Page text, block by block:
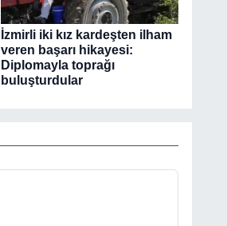
İzmirli iki kız kardeşten ilham
veren başarı hikayesi:
Diplomayla toprağı
buluşturdular